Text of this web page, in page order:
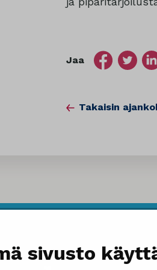
sivusto
Jaa
Takaisin